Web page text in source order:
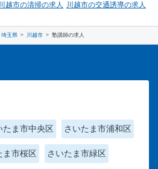
川越市の清掃の求人 川越市の交通誘導の求人
埼玉県 川越市 塾講師の求人
たま市中央区 さいたま市浦和区
ま市桜区 さいたま市緑区